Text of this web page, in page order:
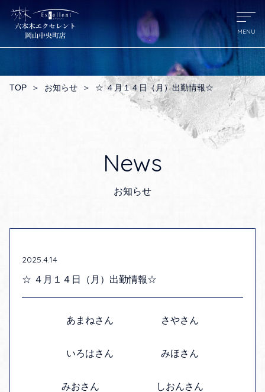
TOP ＞ お知らせ ＞ ☆ ４月１４日（月）出勤情報☆
News
お知らせ
2025.4.14
☆ ４月１４日（月）出勤情報☆
あまねさん さやさん
いろはさん みほさん
みおさん しおんさん